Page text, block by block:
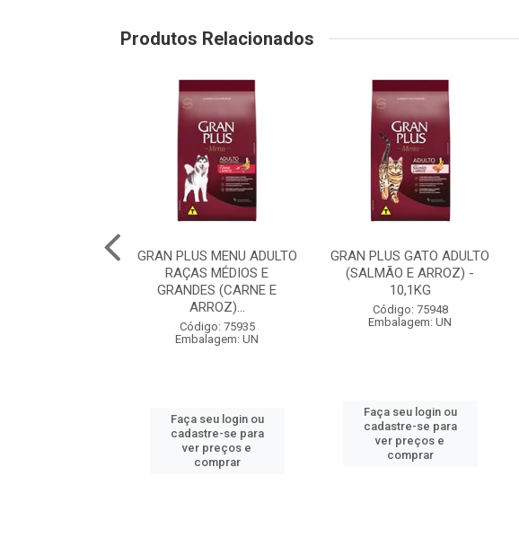
Produtos Relacionados
GRAN PLUS MENU ADULTO
RAÇAS MÉDIOS E
GRANDES (CARNE E
ARROZ)...
Código: 75935
Embalagem: UN
Faça seu login ou
cadastre-se para
ver preços e
comprar
GRAN PLUS GATO ADULTO
(SALMÃO E ARROZ) -
10,1KG
Código: 75948
Embalagem: UN
Faça seu login ou
cadastre-se para
ver preços e
comprar